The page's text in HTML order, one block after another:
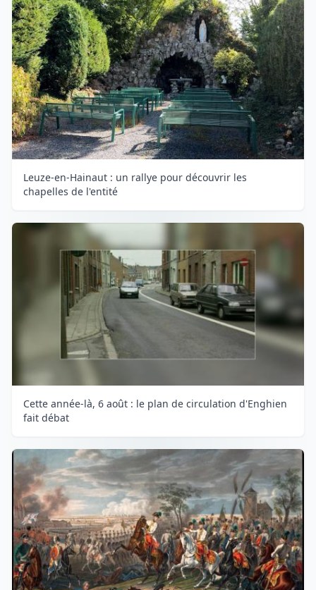
Leuze-en-Hainaut : un rallye pour découvrir les
chapelles de l'entité
Cette année-là, 6 août : le plan de circulation d'Enghien
fait débat